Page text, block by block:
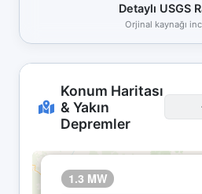
Detaylı USGS
Orjinal kaynağı
Konum Haritası
& Yakın
Depremler
1.3 MW